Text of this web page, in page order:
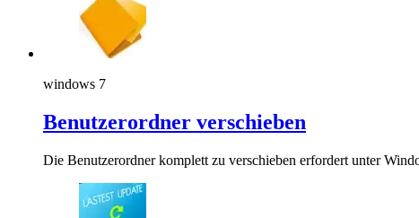
windows 7
Benutzerordner verschieben
Die Benutzerordner komplett zu verschieben erfordert unter